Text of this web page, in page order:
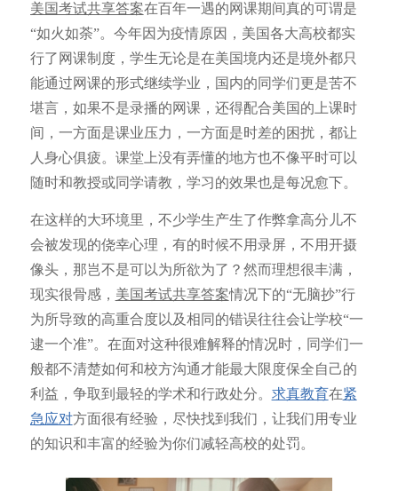
美国考试共享答案在百年一遇的网课期间真的可谓是
“如火如荼”。今年因为疫情原因，美国各大高校都实
行了网课制度，学生无论是在美国境内还是境外都只
能通过网课的形式继续学业，国内的同学们更是苦不
堪言，如果不是录播的网课，还得配合美国的上课时
间，一方面是课业压力，一方面是时差的困扰，都让
人身心俱疲。课堂上没有弄懂的地方也不像平时可以
随时和教授或同学请教，学习的效果也是每况愈下。
在这样的大环境里，不少学生产生了作弊拿高分儿不
会被发现的侥幸心理，有的时候不用录屏，不用开摄
像头，那岂不是可以为所欲为了？然而理想很丰满，
现实很骨感， 美国考试共享答案情况下的“无脑抄”行
为所导致的高重合度以及相同的错误往往会让学校“一
逮一个准”。在面对这种很难解释的情况时，同学们一
般都不清楚如何和校方沟通才能最大限度保全自己的
利益，争取到最轻的学术和行政处分。 求真教育在紧
急应对方面很有经验，尽快找到我们，让我们用专业
的知识和丰富的经验为你们减轻高校的处罚。